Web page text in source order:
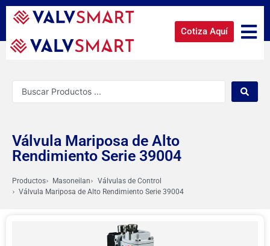
Cotiza Aquí
Válvula Mariposa de Alto
Rendimiento Serie 39004
Productos Masoneilan
Válvulas de Control
Válvula Mariposa de Alto Rendimiento Serie 39004